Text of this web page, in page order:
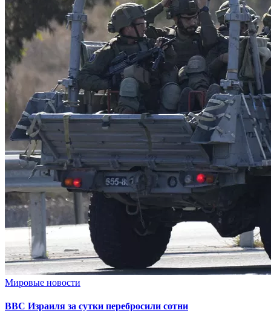
Мировые новости
ВВС Израиля за сутки перебросили сотни